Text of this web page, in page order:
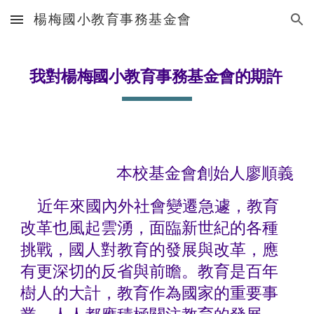
Skip to main content Skip to navigation
楊梅國小教育事務基金會
我對楊梅國小教育事務基金會的期許
本校基金會創始人廖順義
    近年來國內外社會變遷急遽，教育
改革也風起雲湧，面臨新世紀的各種
挑戰，國人對教育的發展與改革，應
有更深切的反省與前瞻。教育是百年
樹人的大計，教育作為國家的重要事